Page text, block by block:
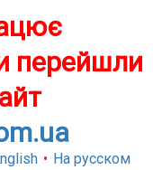
перейшли
• На русском